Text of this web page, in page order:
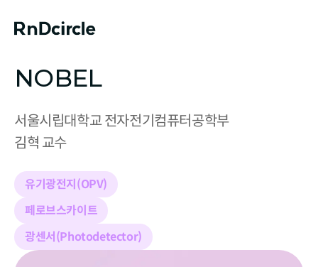
NOBEL
서울시립대학교 전자전기컴퓨터공학부
김혁 교수
유기광전지(OPV)
페로브스카이트
광센서(Photodetector)